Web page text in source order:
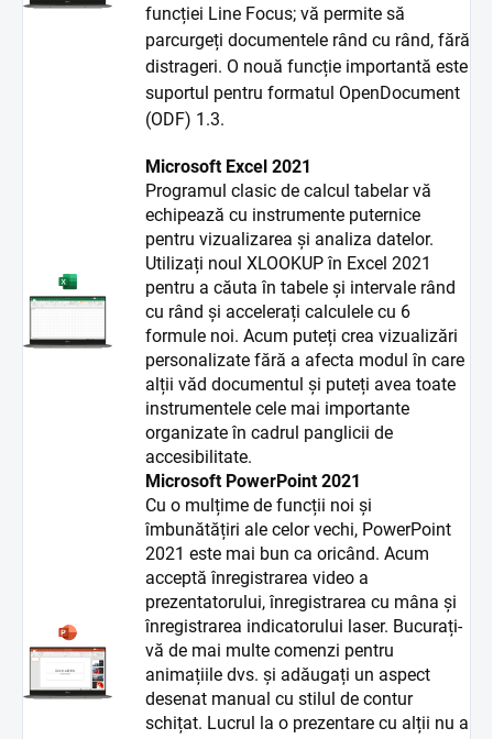
funcției Line Focus; vă permite să
parcurgeți documentele rând cu rând, fără
distrageri. O nouă funcție importantă este
suportul pentru formatul OpenDocument
(ODF) 1.3.
Microsoft Excel 2021
Programul clasic de calcul tabelar vă
echipează cu instrumente puternice
pentru vizualizarea și analiza datelor.
Utilizați noul XLOOKUP în Excel 2021
pentru a căuta în tabele și intervale rând
cu rând și accelerați calculele cu 6
formule noi. Acum puteți crea vizualizări
personalizate fără a afecta modul în care
alții văd documentul și puteți avea toate
instrumentele cele mai importante
organizate în cadrul panglicii de
accesibilitate.
Microsoft PowerPoint 2021
Cu o mulțime de funcții noi și
îmbunătățiri ale celor vechi, PowerPoint
2021 este mai bun ca oricând. Acum
acceptă înregistrarea video a
prezentatorului, înregistrarea cu mâna și
înregistrarea indicatorului laser. Bucurați-
vă de mai multe comenzi pentru
animațiile dvs. și adăugați un aspect
desenat manual cu stilul de contur
schițat. Lucrul la o prezentare cu alții nu a